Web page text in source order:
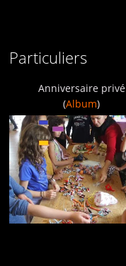
Particuliers
Anniversaire privé
(Album)